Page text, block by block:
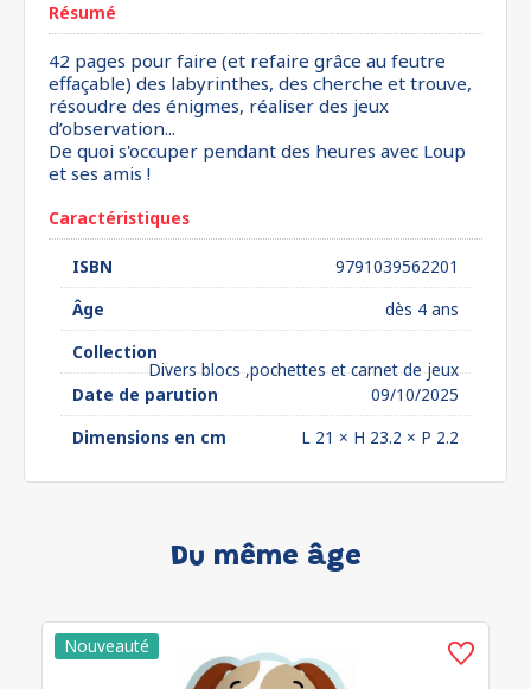
Résumé
42 pages pour faire (et refaire grâce au feutre
effaçable) des labyrinthes, des cherche et trouve,
résoudre des énigmes, réaliser des jeux
d’observation...
De quoi s'occuper pendant des heures avec Loup
et ses amis !
Caractéristiques
ISBN
9791039562201
Âge
dès 4 ans
Collection
Divers blocs ,pochettes et carnet de jeux
Date de parution
09/10/2025
Dimensions en cm
L 21 × H 23.2 × P 2.2
Du même âge